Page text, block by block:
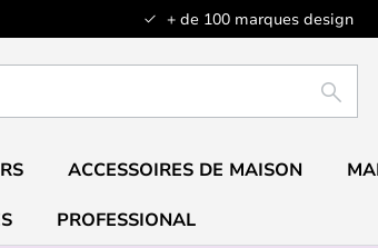
+ de 100 marques design
ACCESSOIRES DE MAISON
PROFESSIONAL